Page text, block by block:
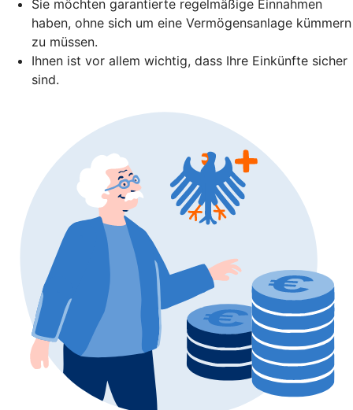
Sie möchten garantierte regelmäßige Einnahmen
haben, ohne sich um eine Vermögensanlage kümmern
zu müssen.
Ihnen ist vor allem wichtig, dass Ihre Einkünfte sicher
sind.